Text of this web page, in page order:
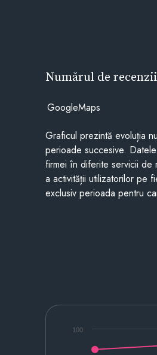
Numărul de
GoogleMaps
Graficul prezintă evoluția
perioade succesive.
firmei în diferite servicii de
a activității utilizatorilor pe
exclusiv perioada pentru
100